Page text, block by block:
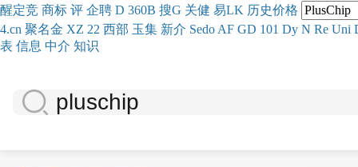
醒定竞 商标 评 企聘 D 360B 搜G 关健 易LK 历史价格
4.cn 聚名金 XZ 22 西部 玉集 新介 Sedo AF GD 101 Dy N Re Uni
表 信息 中介 知识